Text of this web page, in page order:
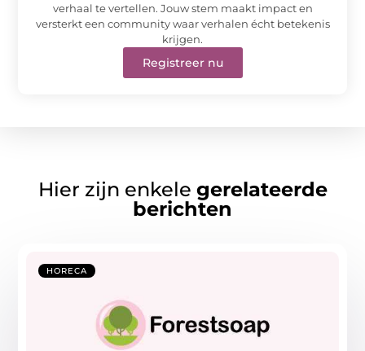
verhaal te vertellen. Jouw stem maakt impact en
versterkt een community waar verhalen écht betekenis
krijgen.
Registreer nu
Hier zijn enkele gerelateerde
berichten
HORECA